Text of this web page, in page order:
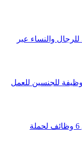
تعليمية للرجال والنساء عبر
مستشفى الحبيب التخصصي يعلن عن 360 وظيفة للجنسين للعمل
شركة ينبع أرامكو سينوبك ياسرف تعلن عن 6 وظائف لحملة